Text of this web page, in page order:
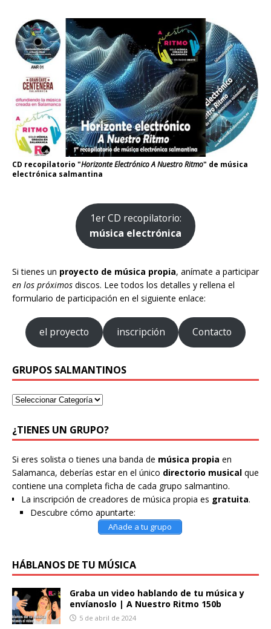
CD recopilatorio "Horizonte Electrónico A Nuestro Ritmo" de música
electrónica salmantina
1er CD recopilatorio:
música electrónica
Si tienes un proyecto de música propia, anímate a participar
en los próximos discos. Lee todos los detalles y rellena el
formulario de participación en el siguiente enlace:
el proyecto inscripción Contacto
GRUPOS SALMANTINOS
¿TIENES UN GRUPO?
Si eres solista o tienes una banda de música propia en
Salamanca, deberías estar en el único directorio musical que
contiene una completa ficha de cada grupo salmantino.
La inscripción de creadores de música propia es gratuita.
Descubre cómo apuntarte:
Añade a tu grupo
HÁBLANOS DE TU MÚSICA
Graba un video hablando de tu música y
envíanoslo | A Nuestro Ritmo 150b
5 de abril de 2024